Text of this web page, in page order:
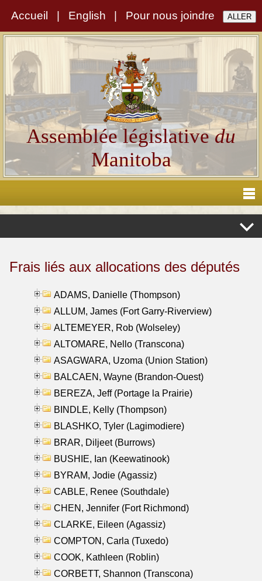
Accueil English Pour nous joindre
Assemblée législativedu
Manitoba
Frais liés aux allocations des députés
ADAMS, Danielle (Thompson)
ALLUM, James (Fort Garry-Riverview)
ALTEMEYER, Rob (Wolseley)
ALTOMARE, Nello (Transcona)
ASAGWARA, Uzoma (Union Station)
BALCAEN, Wayne (Brandon-Ouest)
BEREZA, Jeff (Portage la Prairie)
BINDLE, Kelly (Thompson)
BLASHKO, Tyler (Lagimodiere)
BRAR, Diljeet (Burrows)
BUSHIE, Ian (Keewatinook)
BYRAM, Jodie (Agassiz)
CABLE, Renee (Southdale)
CHEN, Jennifer (Fort Richmond)
CLARKE, Eileen (Agassiz)
COMPTON, Carla (Tuxedo)
COOK, Kathleen (Roblin)
CORBETT, Shannon (Transcona)